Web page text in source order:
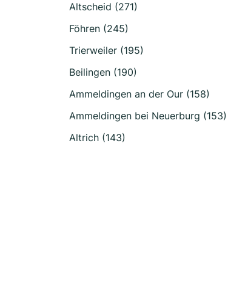
Altscheid (271)
Föhren (245)
Trierweiler (195)
Beilingen (190)
Ammeldingen an der Our (158)
Ammeldingen bei Neuerburg (153)
Altrich (143)